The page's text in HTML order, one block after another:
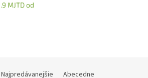
MJTD od
Najpredávanejšie Abecedne